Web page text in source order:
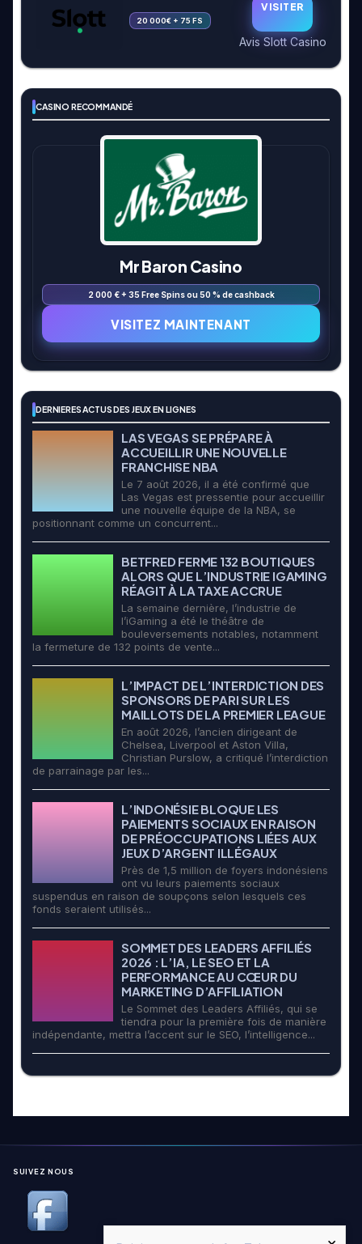
20 000€ + 75 FS
VISITER
Avis Slott Casino
CASINO RECOMMANDÉ
Mr Baron Casino
2 000 € + 35 Free Spins ou 50 % de cashback
VISITEZ MAINTENANT
DERNIERES ACTUS DES JEUX EN LIGNES
LAS VEGAS SE PRÉPARE À
ACCUEILLIR UNE NOUVELLE
FRANCHISE NBA
Le 7 août 2026, il a été confirmé que
Las Vegas est pressentie pour accueillir
une nouvelle équipe de la NBA, se
positionnant comme un concurrent...
BETFRED FERME 132 BOUTIQUES
ALORS QUE L’INDUSTRIE IGAMING
RÉAGIT À LA TAXE ACCRUE
La semaine dernière, l’industrie de
l’iGaming a été le théâtre de
bouleversements notables, notamment
la fermeture de 132 points de vente...
L’IMPACT DE L’INTERDICTION DES
SPONSORS DE PARI SUR LES
MAILLOTS DE LA PREMIER LEAGUE
En août 2026, l’ancien dirigeant de
Chelsea, Liverpool et Aston Villa,
Christian Purslow, a critiqué l’interdiction
de parrainage par les...
L’INDONÉSIE BLOQUE LES
PAIEMENTS SOCIAUX EN RAISON
DE PRÉOCCUPATIONS LIÉES AUX
JEUX D’ARGENT ILLÉGAUX
Près de 1,5 million de foyers indonésiens
ont vu leurs paiements sociaux
suspendus en raison de soupçons selon lesquels ces
fonds seraient utilisés...
SOMMET DES LEADERS AFFILIÉS
2026 : L’IA, LE SEO ET LA
PERFORMANCE AU CŒUR DU
MARKETING D’AFFILIATION
Le Sommet des Leaders Affiliés, qui se
tiendra pour la première fois de manière
indépendante, mettra l’accent sur le SEO, l’intelligence...
SUIVEZ NOUS